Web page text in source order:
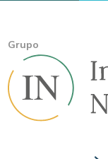
Grupo